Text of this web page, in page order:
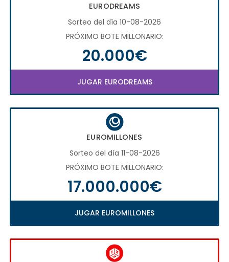
EURODREAMS
Sorteo del día 10-08-2026
PRÓXIMO BOTE MILLONARIO:
20.000€
JUGAR EURODREAMS
EUROMILLONES
Sorteo del día 11-08-2026
PRÓXIMO BOTE MILLONARIO:
17.000.000€
JUGAR EUROMILLONES